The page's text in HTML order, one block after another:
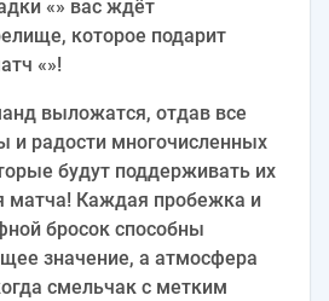
«» вас ждёт
которое подарит
«»!
выложатся, отдав все
и радости многочисленных
будут поддерживать их
матча! Каждая пробежка и
бросок способны
значение, а атмосфера
смельчак с метким